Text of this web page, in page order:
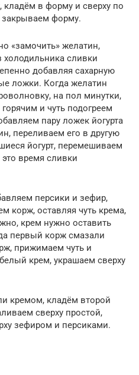
в форму и сверху по
закрываем форму.
«замочить» желатин,
холодильника сливки
добавляя сахарную
ложки. Когда желатин
на пол минутки,
и чуть подогреем
пару ложек йогурта
переливаем его в другую
йогурт, перемешиваем
время сливки
персики и зефир,
корж, оставляя чуть крема,
крем нужно оставить
первый корж смазали
прижимаем чуть и
крем, украшаем сверху
кремом, кладём второй
сверху простой,
зефиром и персиками.